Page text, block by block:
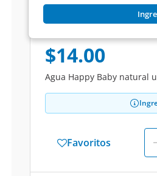
HAPPY BABY
Agua Happy Baby
$14.00
Agua Happy Baby natural
Favoritos